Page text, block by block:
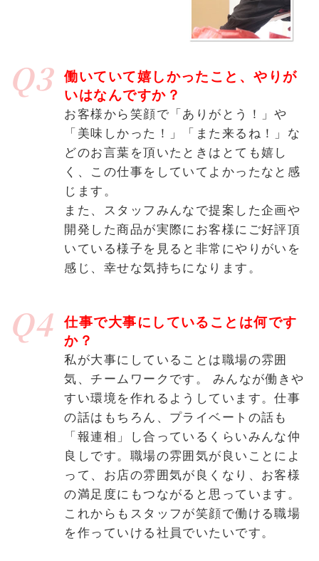
Q3
働いていて嬉しかったこと、やりが
いはなんですか？
お客様から笑顔で「ありがとう！」や
「美味しかった！」「また来るね！」な
どのお言葉を頂いたときはとても嬉し
く、この仕事をしていてよかったなと感
じます。
また、スタッフみんなで提案した企画や
開発した商品が実際にお客様にご好評頂
いている様子を見ると非常にやりがいを
感じ、幸せな気持ちになります。
Q4
仕事で大事にしていることは何です
か？
私が大事にしていることは職場の雰囲
気、チームワークです。 みんなが働きや
すい環境を作れるようしています。仕事
の話はもちろん、プライベートの話も
「報連相」し合っているくらいみんな仲
良しです。職場の雰囲気が良いことによ
って、お店の雰囲気が良くなり、お客様
の満足度にもつながると思っています。
これからもスタッフが笑顔で働ける職場
を作っていける社員でいたいです。